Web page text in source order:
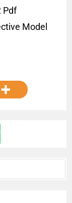
Pdf
Model